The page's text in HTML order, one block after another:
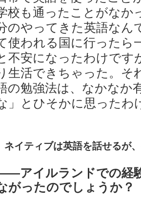
校も通ったことがなか
のやってきた英語なん
使われる国に行ったら
不安になったわけです
生活できちゃった。そ
の勉強法は、なかなか
」とひそかに思ったわ
ネイティブは英語を話せるが
アイルランドでの経
がったのでしょうか？